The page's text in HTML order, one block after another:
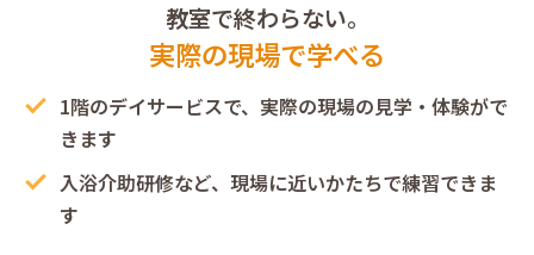
教室で終わらない。
実際の現場で学べる
1階のデイサービスで、実際の現場の見学・体験がで
きます
入浴介助研修など、現場に近いかたちで練習できま
す